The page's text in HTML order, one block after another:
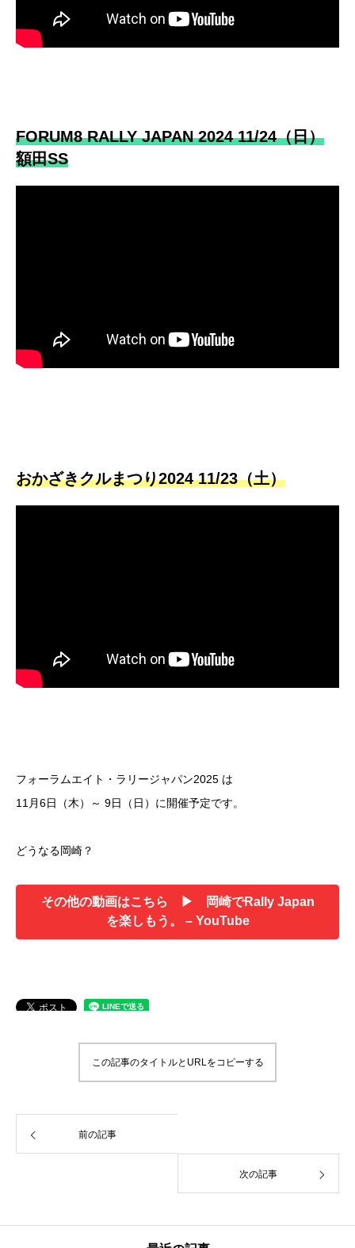
FORUM8 RALLY JAPAN 2024 11/24（日）
額田SS
おかざきクルまつり2024 11/23（土）
フォーラムエイト・ラリージャパン2025 は
11月6日（木）～ 9日（日）に開催予定です。
どうなる岡崎？
その他の動画はこちら ▶ 岡崎でRally Japan
を楽しもう。 – YouTube
この記事のタイトルとURLをコピーする
前の記事
次の記事